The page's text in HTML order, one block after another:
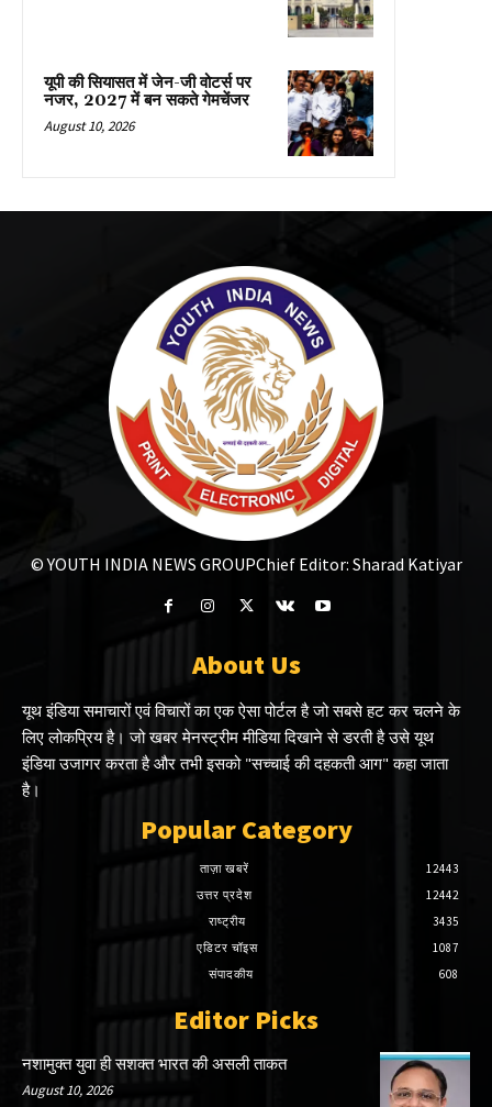
यूपी की सियासत में जेन-जी वोटर्स पर
नजर, 2027 में बन सकते गेमचेंजर
August 10, 2026
© YOUTH INDIA NEWS GROUPChief Editor: Sharad Katiyar
About Us
यूथ इंडिया समाचारों एवं विचारों का एक ऐसा पोर्टल है जो सबसे हट कर चलने के
लिए लोकप्रिय है। जो खबर मेनस्ट्रीम मीडिया दिखाने से डरती है उसे यूथ
इंडिया उजागर करता है और तभी इसको "सच्चाई की दहकती आग" कहा जाता
है।
Popular Category
ताज़ा खबरें
12443
उत्तर प्रदेश
12442
राष्ट्रीय
3435
एडिटर चॉइस
1087
संपादकीय
608
Editor Picks
नशामुक्त युवा ही सशक्त भारत की असली ताकत
August 10, 2026